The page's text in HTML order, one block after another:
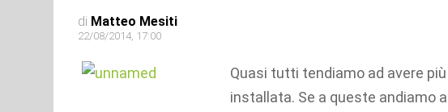
di Matteo Mesiti
22/08/2014, 17:00
Quasi tutti tendiamo ad avere
installata. Se a queste andiamo